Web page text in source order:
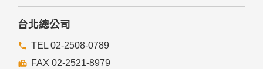
台北總公司
TEL 02-2508-0789
FAX 02-2521-8979